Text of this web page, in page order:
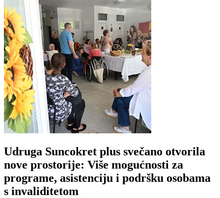
Udruga Suncokret plus svečano otvorila
nove prostorije: Više mogućnosti za
programe, asistenciju i podršku osobama
s invaliditetom